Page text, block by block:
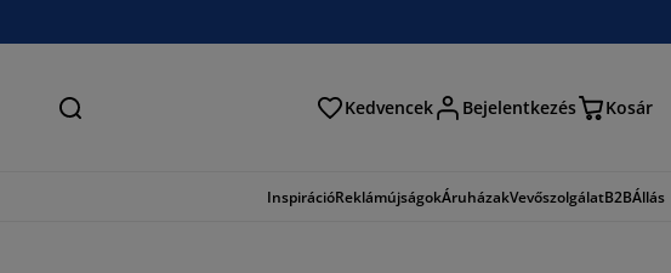
Keresés Kedvencek Bejelentkezés Kosár
InspirációReklámújságokÁruházakVevőszolgálatB2BÁllás